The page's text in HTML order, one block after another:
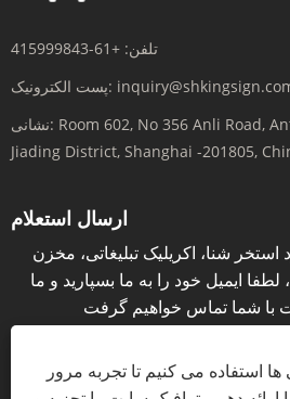
تلفن: +61-415999843
پست الکترونیک:
نشانی: Room 602, No 356 Anli Road,
Jiading District, Shanghai -201805,
ارسال استعلام
شنا، اکریلیک تبلیغاتی، مخزن
ایمیل خود را به ما بسپارید و ما
استفاده می کنیم تا تجربه مرور